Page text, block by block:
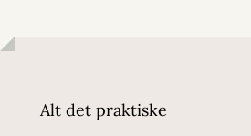
Alt det praktiske